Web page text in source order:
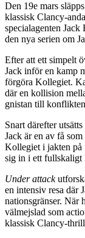
Den 19e mars släpps
klassisk Clancy-
specialagenten
den nya serien om
Efter att ett simpelt
Jack inför en kamp
förgöra Kollegiet.
där en kollision
gnistan till
Snart därefter
Jack är en av få
Kollegiet i jakten på
sig in i ett fullskaligt
Under attack
en intensiv resa där
nationsgränser. När
välmejslad som
klassisk Clancy-